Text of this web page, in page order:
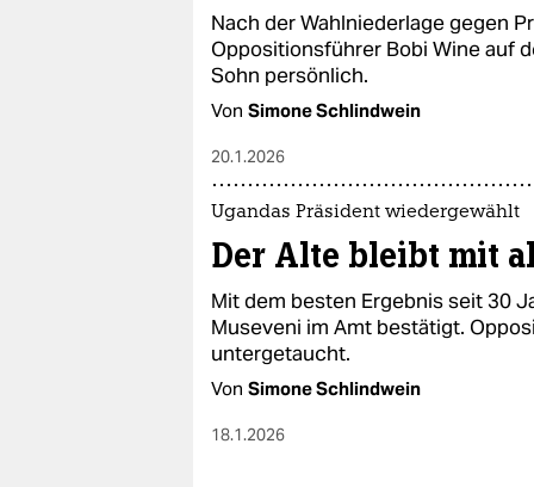
Nach der Wahlniederlage gegen
Oppositionsführer Bobi Wine auf
Sohn persönlich.
Von Simone Schlindwein
20.1.2026
Ugandas Präsident wiedergewählt
Der Alte bleibt mit
Mit dem besten Ergebnis seit 30
Museveni im Amt bestätigt.
untergetaucht.
Von Simone Schlindwein
18.1.2026